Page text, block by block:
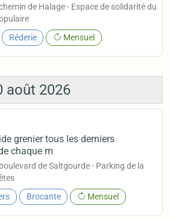
de Halage - Espace de solidarité du
Réderie Mensuel
août 2026
grenier tous les derniers
chaque m
de Saltgourde - Parking de la
Brocante Mensuel